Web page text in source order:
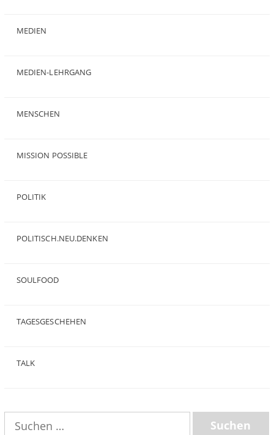
MEDIEN
MEDIEN-LEHRGANG
MENSCHEN
MISSION POSSIBLE
POLITIK
POLITISCH.NEU.DENKEN
SOULFOOD
TAGESGESCHEHEN
TALK
nach: